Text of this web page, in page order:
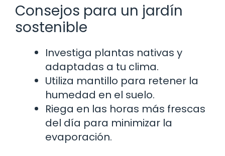
Consejos para un jardín
sostenible
Investiga plantas nativas y
adaptadas a tu clima.
Utiliza mantillo para retener la
humedad en el suelo.
Riega en las horas más frescas
del día para minimizar la
evaporación.